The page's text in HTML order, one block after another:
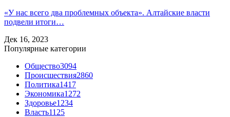
«У нас всего два проблемных объекта». Алтайские власти
подвели итоги…
Дек 16, 2023
Популярные категории
Общество3094
Происшествия2860
Политика1417
Экономика1272
Здоровье1234
Власть1125